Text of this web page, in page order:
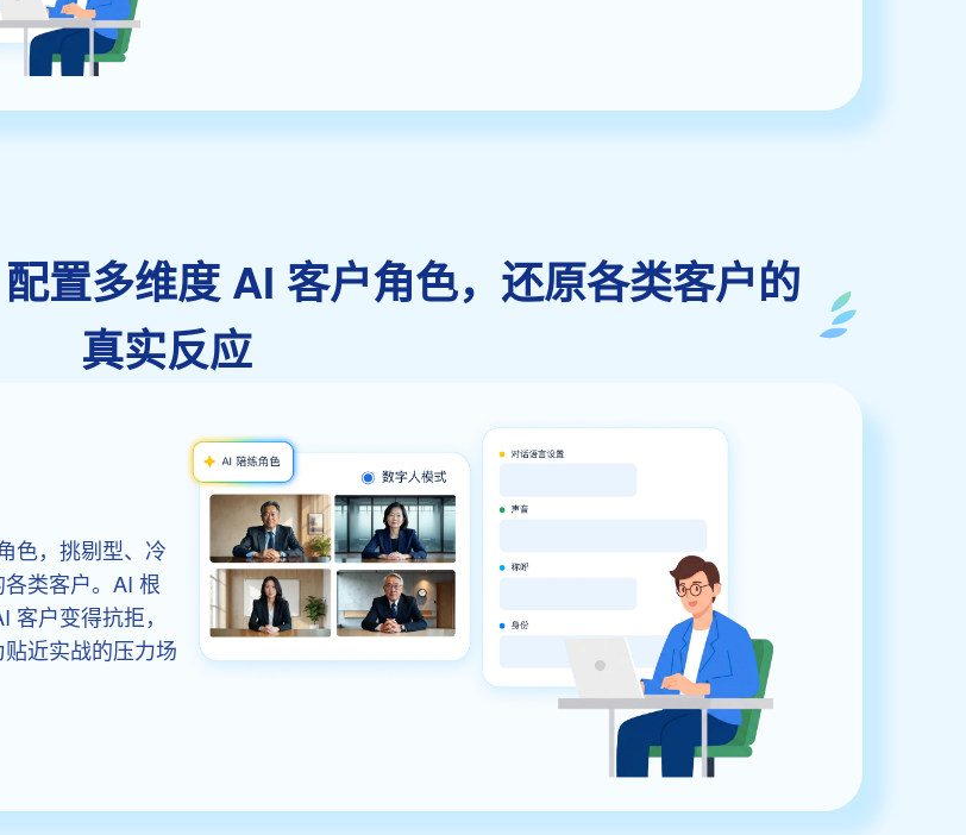
置多维度 AI 客户角色，还原各类客户的
真实反应
色，挑剔型、冷
类客户。AI 根
户变得抗拒，
近实战的压力场